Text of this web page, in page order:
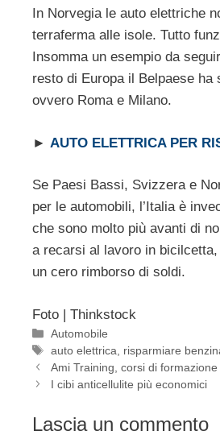
In Norvegia le auto elettriche
terraferma alle isole. Tutto
Insomma un esempio da
resto di Europa il Belpaese ha
ovvero Roma e Milano.
► AUTO ELETTRICA PER
Se Paesi Bassi, Svizzera e
per le automobili, l’Italia è
che sono molto più avanti di
a recarsi al lavoro in
un cero rimborso di soldi.
Foto | Thinkstock
Categorie
Automobile
Tag
auto elettrica
risparmiare
Ami Training, corsi di
I cibi anticellulite più economici
Lascia un commento